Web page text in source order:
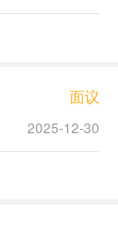
面议
2025-12-30